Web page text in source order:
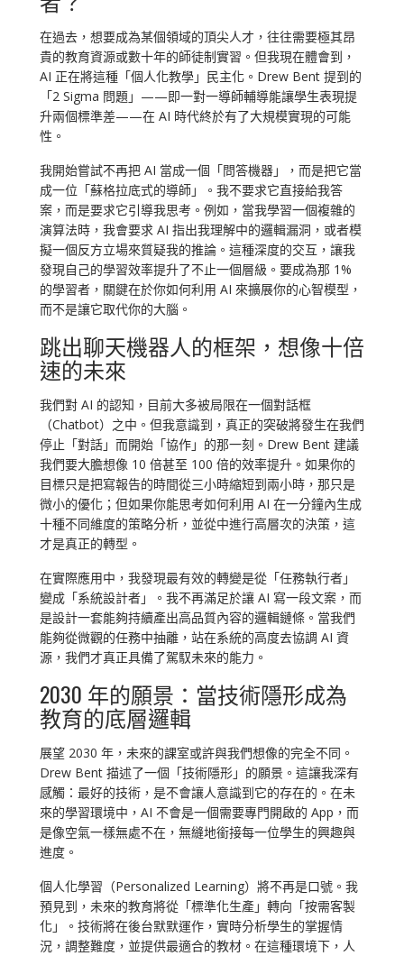
在過去，想要成為某個領域的頂尖人才，往往需要極其昂
貴的教育資源或數十年的師徒制實習。但我現在體會到，
AI 正在將這種「個人化教學」民主化。Drew Bent 提到的
「2 Sigma 問題」——即一對一導師輔導能讓學生表現提
升兩個標準差——在 AI 時代終於有了大規模實現的可能
性。
我開始嘗試不再把 AI 當成一個「問答機器」，而是把它當
成一位「蘇格拉底式的導師」。我不要求它直接給我答
案，而是要求它引導我思考。例如，當我學習一個複雜的
演算法時，我會要求 AI 指出我理解中的邏輯漏洞，或者模
擬一個反方立場來質疑我的推論。這種深度的交互，讓我
發現自己的學習效率提升了不止一個層級。要成為那 1%
的學習者，關鍵在於你如何利用 AI 來擴展你的心智模型，
而不是讓它取代你的大腦。
跳出聊天機器人的框架，想像十倍
速的未來
我們對 AI 的認知，目前大多被局限在一個對話框
（Chatbot）之中。但我意識到，真正的突破將發生在我們
停止「對話」而開始「協作」的那一刻。Drew Bent 建議
我們要大膽想像 10 倍甚至 100 倍的效率提升。如果你的
目標只是把寫報告的時間從三小時縮短到兩小時，那只是
微小的優化；但如果你能思考如何利用 AI 在一分鐘內生成
十種不同維度的策略分析，並從中進行高層次的決策，這
才是真正的轉型。
在實際應用中，我發現最有效的轉變是從「任務執行者」
變成「系統設計者」。我不再滿足於讓 AI 寫一段文案，而
是設計一套能夠持續產出高品質內容的邏輯鏈條。當我們
能夠從微觀的任務中抽離，站在系統的高度去協調 AI 資
源，我們才真正具備了駕馭未來的能力。
2030 年的願景：當技術隱形成為
教育的底層邏輯
展望 2030 年，未來的課室或許與我們想像的完全不同。
Drew Bent 描述了一個「技術隱形」的願景。這讓我深有
感觸：最好的技術，是不會讓人意識到它的存在的。在未
來的學習環境中，AI 不會是一個需要專門開啟的 App，而
是像空氣一樣無處不在，無縫地銜接每一位學生的興趣與
進度。
個人化學習（Personalized Learning）將不再是口號。我
預見到，未來的教育將從「標準化生產」轉向「按需客製
化」。技術將在後台默默運作，實時分析學生的掌握情
況，調整難度，並提供最適合的教材。在這種環境下，人